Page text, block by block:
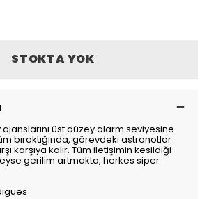
STOKTA YOK
üst düzey alarm seviyesine
bıraktığında, görevdeki astronotlar
karşıya kalır. Tüm iletişimin kesildiği
gerilim artmakta, herkes siper